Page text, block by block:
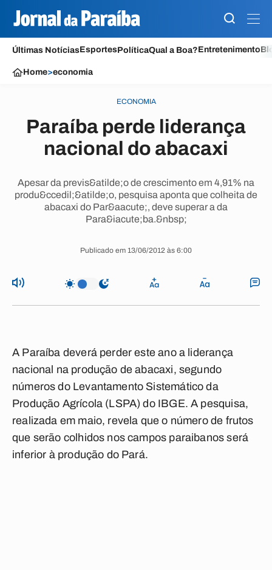
Últimas NotíciasEsportesPolíticaQual a Boa?Entretenimento
Home>economia
ECONOMIA
Paraíba perde liderança
nacional do abacaxi
Apesar da previs&atilde;o de crescimento em 4,91% na
produ&ccedil;&atilde;o, pesquisa aponta que colheita de
abacaxi do Par&aacute;, deve superar a da
Para&iacute;ba.&nbsp;
Publicado em 13/06/2012 às 6:00
A Paraíba deverá perder este ano a liderança
nacional na produção de abacaxi, segundo
números do Levantamento Sistemático da
Produção Agrícola (LSPA) do IBGE. A pesquisa,
realizada em maio, revela que o número de frutos
que serão colhidos nos campos paraibanos será
inferior à produção do Pará.